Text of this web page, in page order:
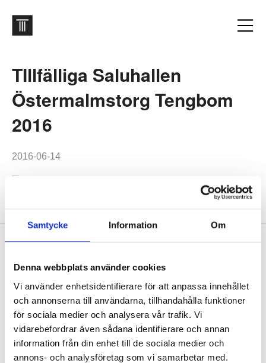
Samtycke Information Om
Denna webbplats använder cookies
Vi använder enhetsidentifierare för att anpassa innehållet
och annonserna till användarna, tillhandahålla funktioner
för sociala medier och analysera vår trafik. Vi
vidarebefordrar även sådana identifierare och annan
information från din enhet till de sociala medier och
annons- och analysföretag som vi samarbetar med.
TIllfälliga Saluhallen
Östermalmstorg Tengbom
2016
2016-06-14
Sidfot
Vår historia
1906 tog oss dit vi är idag. Varsågod att förkovra.
Jobba hos oss
På Tengbom letar vi alltid efter människor som vill flytta
gränser med oss. Hör av dig!
Nyhetsbrev